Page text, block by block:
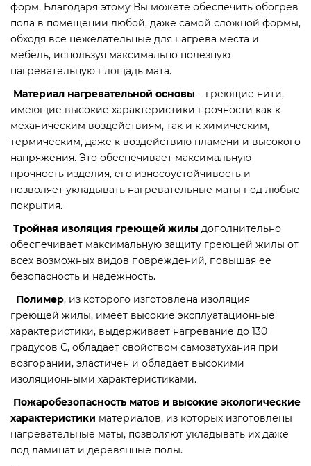
форм. Благодаря этому Вы можете обеспечить обогрев
пола в помещении любой, даже самой сложной формы,
обходя все нежелательные для нагрева места и
мебель, используя максимально полезную
нагревательную площадь мата.
Материал нагревательной основы – греющие нити,
имеющие высокие характеристики прочности как к
механическим воздействиям, так и к химическим,
термическим, даже к воздействию пламени и высокого
напряжения. Это обеспечивает максимальную
прочность изделия, его износоустойчивость и
позволяет укладывать нагревательные маты под любые
покрытия.
Тройная изоляция греющей жилы дополнительно
обеспечивает максимальную защиту греющей жилы от
всех возможных видов повреждений, повышая ее
безопасность и надежность.
Полимер, из которого изготовлена изоляция
греющей жилы, имеет высокие эксплуатационные
характеристики, выдерживает нагревание до 130
градусов С, обладает свойством самозатухания при
возгорании, эластичен и обладает высокими
изоляционными характеристиками.
Пожаробезопасность матов и высокие экологические
характеристики материалов, из которых изготовлены
нагревательные маты, позволяют укладывать их даже
под ламинат и деревянные полы.